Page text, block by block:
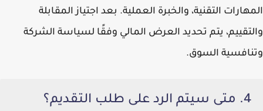
المهارات التقنية، والخبرة العملية. بعد اجتياز المقابلة
والتقييم، يتم تحديد العرض المالي وفقًا لسياسة الشركة
وتنافسية السوق.
4. متى سيتم الرد على طلب التقديم؟